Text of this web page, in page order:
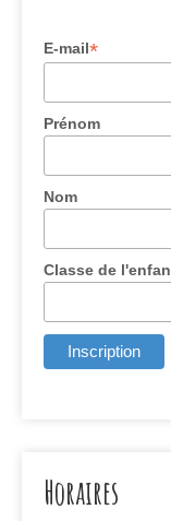
E-mail*
Prénom
Nom
Classe de
Horaires